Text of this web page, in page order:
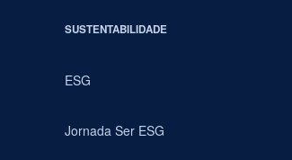
SUSTENTABILIDADE
ESG
Jornada Ser ESG